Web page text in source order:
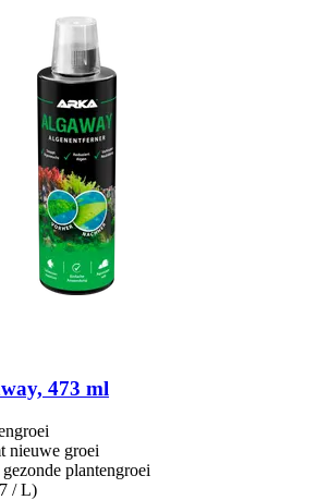
473 ml
nieuwe groei
plantengroei
/ L)